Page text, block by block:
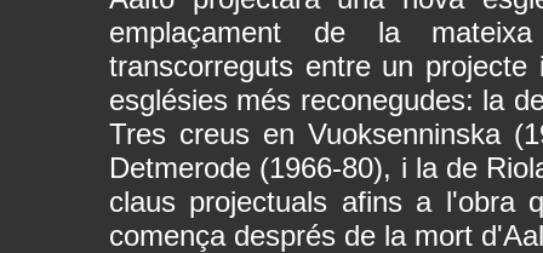
emplaçament de la
transcorreguts entre un
esglésies més reconegudes: la
Tres creus en Vuoksenninska
Detmerode (1966-80), i la de
claus projectuals afins a l'obra
comença després de la mort